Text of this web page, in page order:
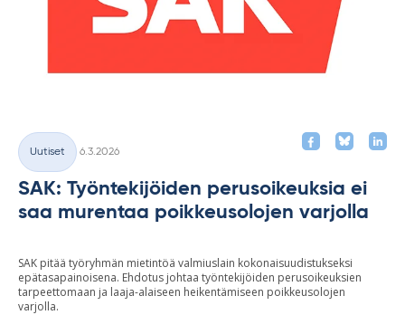
Kategoriat
Uutiset
6.3.2026
SAK: Työntekijöiden perusoikeuksia ei
saa murentaa poikkeusolojen varjolla
SAK pitää työryhmän mietintöä valmiuslain kokonaisuudistukseksi
epätasapainoisena. Ehdotus johtaa työntekijöiden perusoikeuksien
tarpeettomaan ja laaja-alaiseen heikentämiseen poikkeusolojen
varjolla.